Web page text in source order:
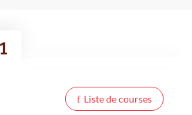
Liste de courses